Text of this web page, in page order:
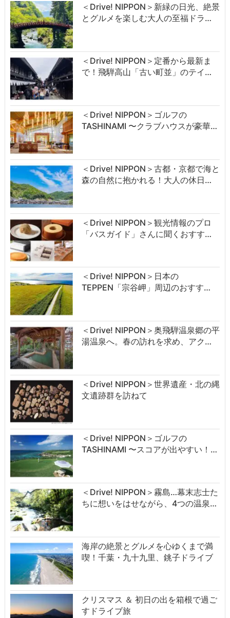
＜Drive! NIPPON＞新緑の日光、絶景
とグルメを楽しむ大人の至福ドラ…
＜Drive! NIPPON＞定番から最新ま
で！飛騨高山「古い町並」のテイ…
＜Drive! NIPPON＞ゴルフの
TASHINAMI 〜クラブハウスが豪華…
＜Drive! NIPPON＞古都・京都で海と
森の自然に抱かれる！大人の休日…
＜Drive! NIPPON＞観光情報のプロ
「バスガイド」さんに聞くおすす…
＜Drive! NIPPON＞日本の
TEPPEN「宗谷岬」周辺のおすす…
＜Drive! NIPPON＞奥飛騨温泉郷の平
湯温泉へ。春の訪れを求め、アク…
＜Drive! NIPPON＞世界遺産・北の縄
文遺跡群を訪ねて
＜Drive! NIPPON＞ゴルフの
TASHINAMI 〜スコアが出やすい！…
＜Drive! NIPPON＞霧島…幕末志士た
ちに想いをはせながら、4つの温泉…
海岸の絶景とグルメを心ゆくまで満
喫！千葉・九十九里、銚子ドライブ
クリスマス ＆ 初日の出を箱根で過ご
すドライブ旅